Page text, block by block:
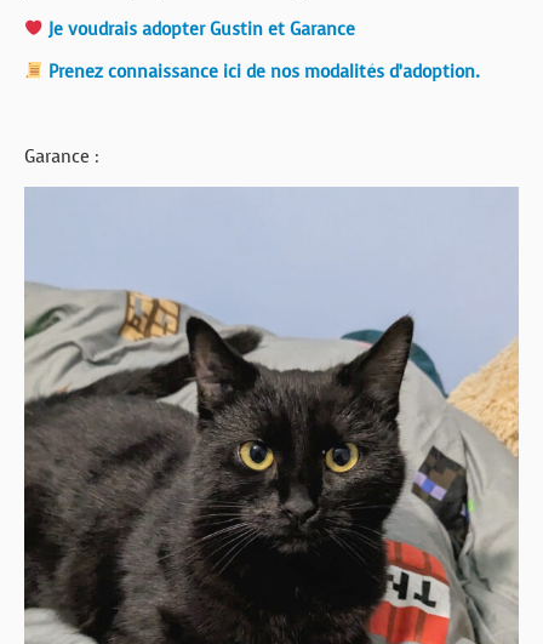
Je voudrais adopter Gustin et Garance
Prenez connaissance ici de nos modalités d’adoption.
Garance :